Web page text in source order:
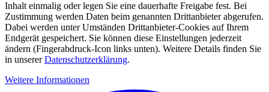
Inhalt einmalig oder legen Sie eine dauerhafte Freigabe fest. Bei
Zustimmung werden Daten beim genannten Drittanbieter abgerufen.
Dabei werden unter Umständen Drittanbieter-Cookies auf Ihrem
Endgerät gespeichert. Sie können diese Einstellungen jederzeit
ändern (Fingerabdruck-Icon links unten). Weitere Details finden Sie
in unsererDatenschutzerklärung.
Weitere Informationen